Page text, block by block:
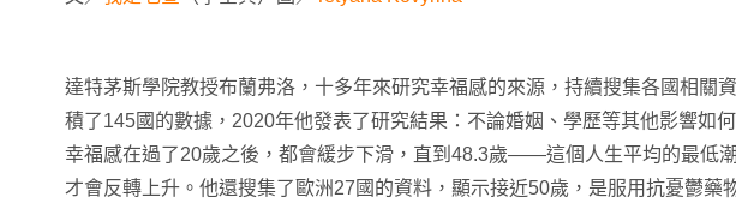
達特茅斯學院教授布蘭弗洛，十多年來研究幸福感的來源，持續搜集各國相關
積了145國的數據，2020年他發表了研究結果：不論婚姻、學歷等其他影響如
幸福感在過了20歲之後，都會緩步下滑，直到48.3歲——這個人生平均的最低潮
才會反轉上升。他還搜集了歐洲27國的資料，顯示接近50歲，是服用抗憂鬱藥